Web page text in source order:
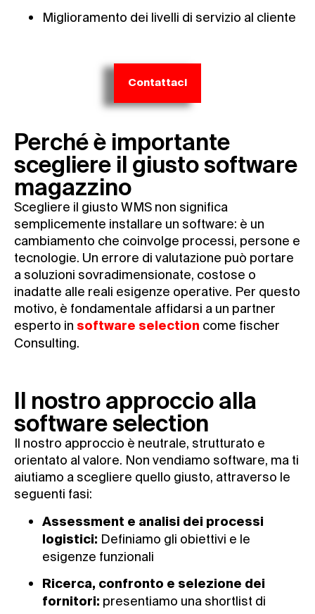
Miglioramento dei livelli di servizio al cliente
Contattaci
Perché è importante
scegliere il giusto software
magazzino
Scegliere il giusto WMS non significa
semplicemente installare un software: è un
cambiamento che coinvolge processi, persone e
tecnologie. Un errore di valutazione può portare
a soluzioni sovradimensionate, costose o
inadatte alle reali esigenze operative. Per questo
motivo, è fondamentale affidarsi a un partner
esperto in software selection come fischer
Consulting.
Il nostro approccio alla
software selection
Il nostro approccio è neutrale, strutturato e
orientato al valore. Non vendiamo software, ma ti
aiutiamo a scegliere quello giusto, attraverso le
seguenti fasi:
Assessment e analisi dei processi
logistici: Definiamo gli obiettivi e le
esigenze funzionali
Ricerca, confronto e selezione dei
fornitori: presentiamo una shortlist di